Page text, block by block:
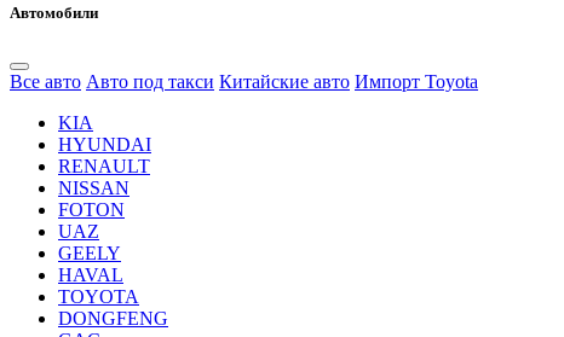
Автомобили
Все авто Авто под такси Китайские авто Импорт Toyota
KIA
HYUNDAI
RENAULT
NISSAN
FOTON
UAZ
GEELY
HAVAL
TOYOTA
DONGFENG